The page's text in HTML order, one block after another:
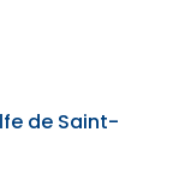
de Saint-